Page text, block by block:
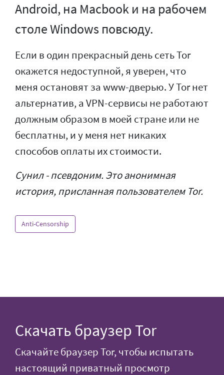
Android, на Macbook и на рабочем
столе Windows повсюду.
Если в один прекрасный день сеть Tor
окажется недоступной, я уверен, что
меня остановят за www-дверью. У Tor нет
альтернатив, а VPN-сервисы не работают
должным образом в моей стране или не
бесплатны, и у меня нет никаких
способов оплаты их стоимости.
Сунил - псевдоним. Это анонимная
история, присланная пользователем Tor.
Anti-Censorship
Скачать браузер Tor
Скачайте браузер Tor, чтобы испытать
настоящий приватный просмотр